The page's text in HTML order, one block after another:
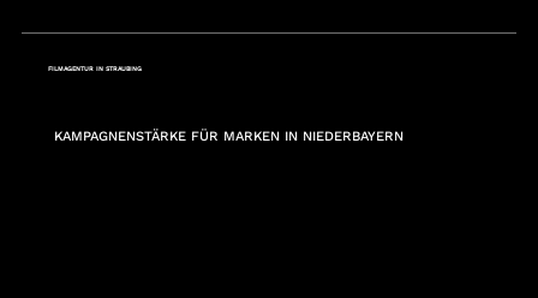
FILMAGENTUR IN STRAUBING
KAMPAGNENSTÄRKE FÜR MARKEN IN NIEDERBAYERN